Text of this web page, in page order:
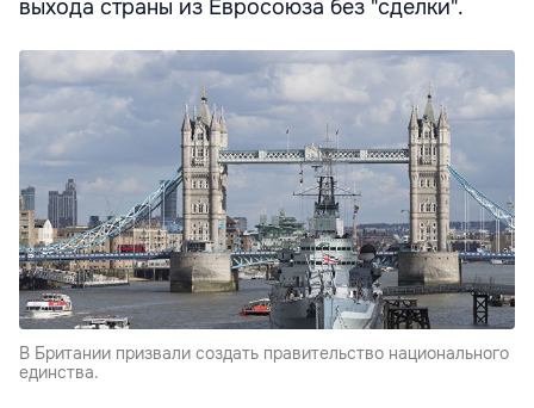
выхода страны из Евросоюза без "сделки".
В Британии призвали создать правительство национального
единства.